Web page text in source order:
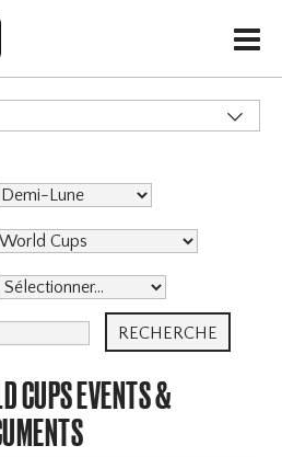
H
X
CUPS EVENTS &